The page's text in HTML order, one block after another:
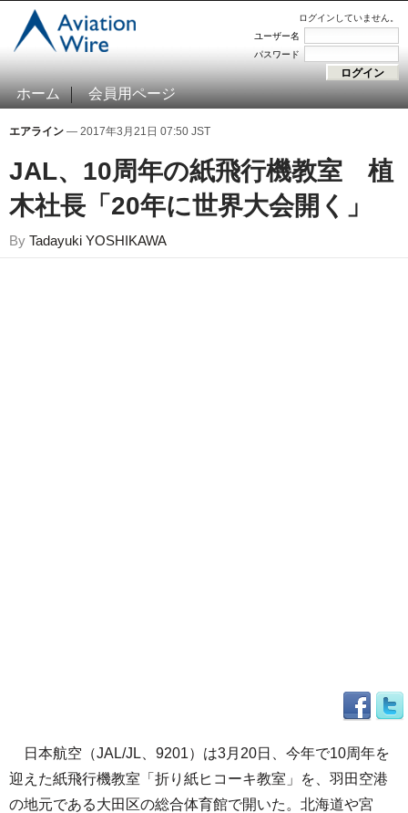
ログインしていません。
ユーザー名
パスワード
ホーム 会員用ページ
エアライン — 2017年3月21日 07:50 JST
JAL、10周年の紙飛行機教室 植
木社長「20年に世界大会開く」
By Tadayuki YOSHIKAWA
日本航空（JAL/JL、9201）は3月20日、今年で10周年を
迎えた紙飛行機教室「折り紙ヒコーキ教室」を、羽田空港
の地元である大田区の総合体育館で開いた。北海道や宮